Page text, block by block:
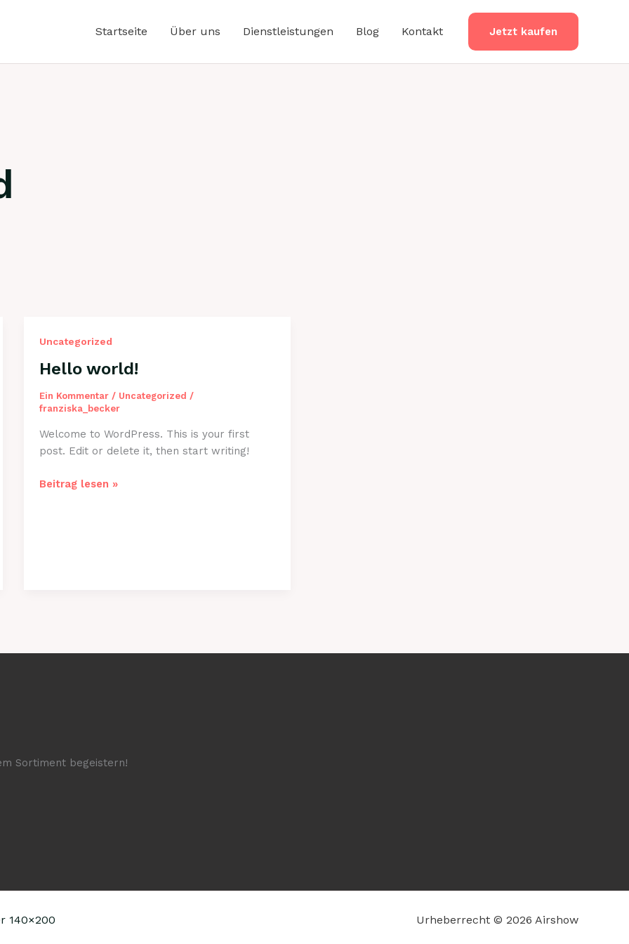
Startseite Über uns Dienstleistungen Blog Kontakt Jetzt kaufen
Uncategorized
Hello world!
Ein Kommentar / Uncategorized /
franziska_becker
Welcome to WordPress. This is your first
post. Edit or delete it, then start writing!
Hello
Beitrag lesen »
Sortiment begeistern!
140×200 Urheberrecht © 2026 Airshow